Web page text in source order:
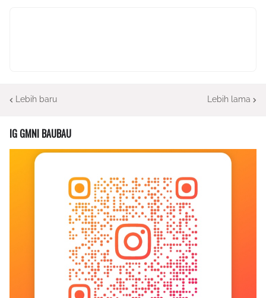
Lebih baru Lebih lama
IG GMNI BAUBAU